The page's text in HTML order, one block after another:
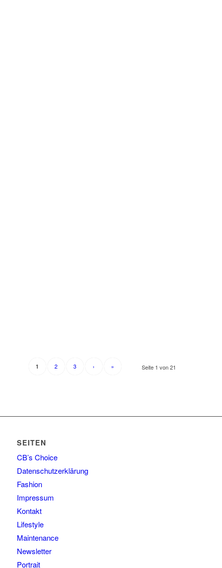
Seite 1 von 21
1 2 3 › »
SEITEN
CB’s Choice
Datenschutzerklärung
Fashion
Impressum
Kontakt
Lifestyle
Maintenance
Newsletter
Portrait